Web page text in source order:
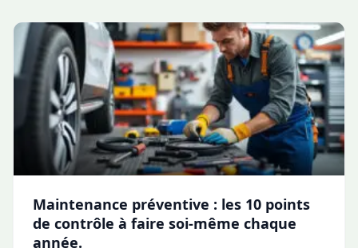
Maintenance préventive : les 10 points
de contrôle à faire soi-même chaque
année.